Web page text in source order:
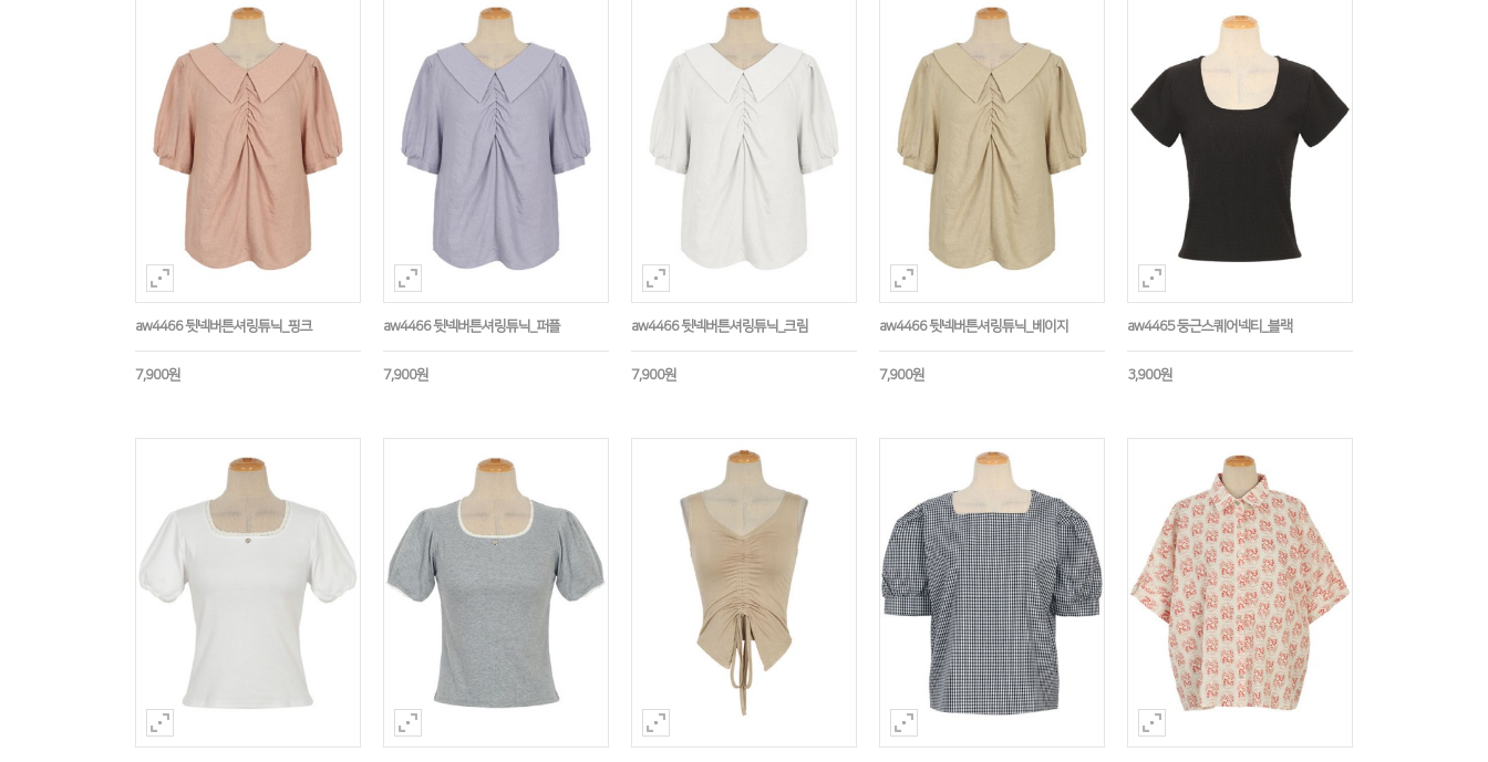
aw4466 뒷넥버튼셔링튜닉_핑크
7,900원
aw4466 뒷넥버튼셔링튜닉_퍼플
7,900원
aw4466 뒷넥버튼셔링튜닉_크림
7,900원
aw4466 뒷넥버튼셔링튜닉_베이지
7,900원
aw4465 둥근스퀘어넥티_블랙
3,900원